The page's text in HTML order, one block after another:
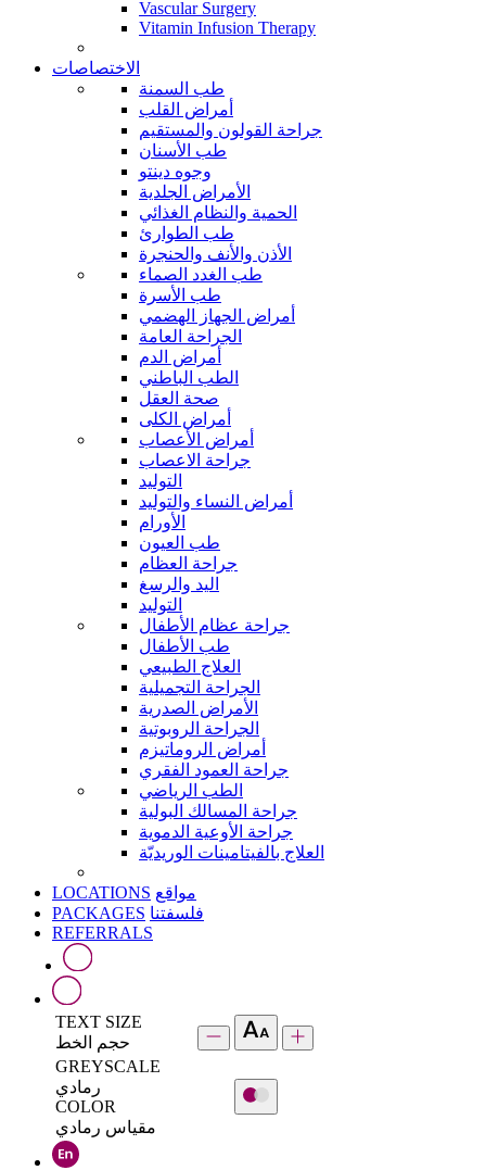
Vascular Surgery
Vitamin Infusion Therapy
الاختصاصات
طب السمنة
أمراض القلب
جراحة القولون والمستقيم
طب الأسنان
وجوه دينتو
الأمراض الجلدية
الحمية والنظام الغذائي
طب الطوارئ
الأذن والأنف والحنجرة
طب الغدد الصماء
طب الأسرة
أمراض الجهاز الهضمي
الجراحة العامة
أمراض الدم
الطب الباطني
صحة العقل
أمراض الكلى
أمراض الأعصاب
جراحة الاعصاب
التوليد
أمراض النساء والتوليد
الأورام
طب العيون
جراحة العظام
اليد والرسغ
التوليد
جراحة عظام الأطفال
طب الأطفال
العلاج الطبيعي
الجراحة التجميلية
الأمراض الصدرية
الجراحة الروبوتية
أمراض الروماتيزم
جراحة العمود الفقري
الطب الرياضي
جراحة المسالك البولية
جراحة الأوعية الدموية
العلاج بالفيتامينات الوريديّة
LOCATIONS مواقع
PACKAGES فلسفتنا
REFERRALS
TEXT SIZE
حجم الخط
GREYSCALE
رمادي
COLOR
مقياس رمادي